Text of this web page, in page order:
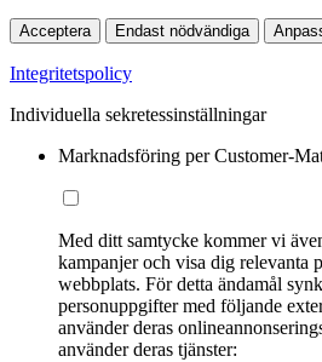
Acceptera Endast nödvändiga
Integritetspolicy
Individuella sekretessinställningar
Marknadsföring per Customer-
Med ditt samtycke kommer vi
kampanjer och visa dig relevanta
webbplats. För detta ändamål
personuppgifter med följande
använder deras
använder deras tjänster: